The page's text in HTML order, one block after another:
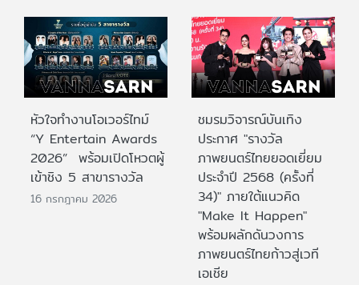
หัวใจทำงานโอเวอร์ไทม์
“Y Entertain Awards
2026” พร้อมเปิดโหวตผู้
เข้าชิง 5 สาขารางวัล
16 กรกฎาคม 2026
ชมรมวิจารณ์บันเทิง
ประกาศ "รางวัล
ภาพยนตร์ไทยยอดเยี่ยม
ประจําปี 2568 (ครั้งที่
34)" ภายใต้แนวคิด
"Make It Happen"
พร้อมผลักดันวงการ
ภาพยนตร์ไทยก้าวสู่เวที
เอเชีย